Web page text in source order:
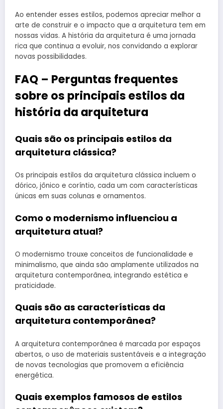
Ao entender esses estilos, podemos apreciar melhor a
arte de construir e o impacto que a arquitetura tem em
nossas vidas. A história da arquitetura é uma jornada
rica que continua a evoluir, nos convidando a explorar
novas possibilidades.
FAQ – Perguntas frequentes
sobre os principais estilos da
história da arquitetura
Quais são os principais estilos da
arquitetura clássica?
Os principais estilos da arquitetura clássica incluem o
dórico, jônico e coríntio, cada um com características
únicas em suas colunas e ornamentos.
Como o modernismo influenciou a
arquitetura atual?
O modernismo trouxe conceitos de funcionalidade e
minimalismo, que ainda são amplamente utilizados na
arquitetura contemporânea, integrando estética e
praticidade.
Quais são as características da
arquitetura contemporânea?
A arquitetura contemporânea é marcada por espaços
abertos, o uso de materiais sustentáveis e a integração
de novas tecnologias que promovem a eficiência
energética.
Quais exemplos famosos de estilos